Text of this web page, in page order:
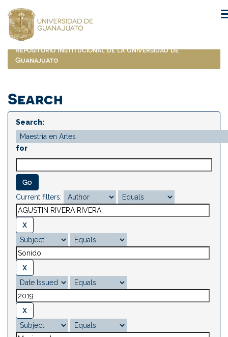
navigation
Repositorio Institucional de la Universidad de
Guanajuato
Search
Search:
for
Current filters: